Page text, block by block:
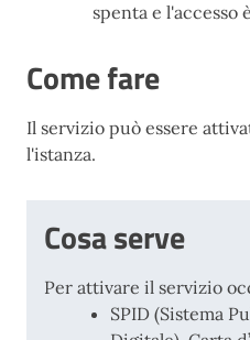
spenta e l'accesso
Come fare
Il servizio può essere
l'istanza.
Cosa serve
Per attivare il servizio
SPID (Sistema